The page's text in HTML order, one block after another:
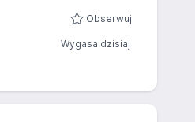
Obserwuj
Wygasa dzisiaj